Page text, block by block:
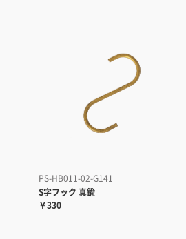
PS-HB011-02-G141
S字フック 真鍮
￥330